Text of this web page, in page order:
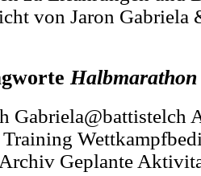
von Jaron Gabriela
Halbmarathon
Gabriela@battistelch
Geplante